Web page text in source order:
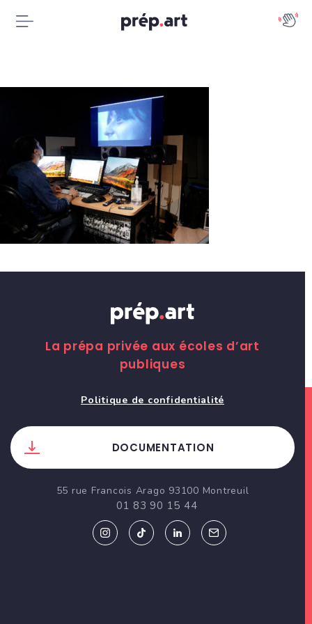
La prépa privée aux écoles d’art
publiques
Politique de confidentialité
DOCUMENTATION
55 rue Francois Arago 93100 Montreuil
01 83 90 15 44